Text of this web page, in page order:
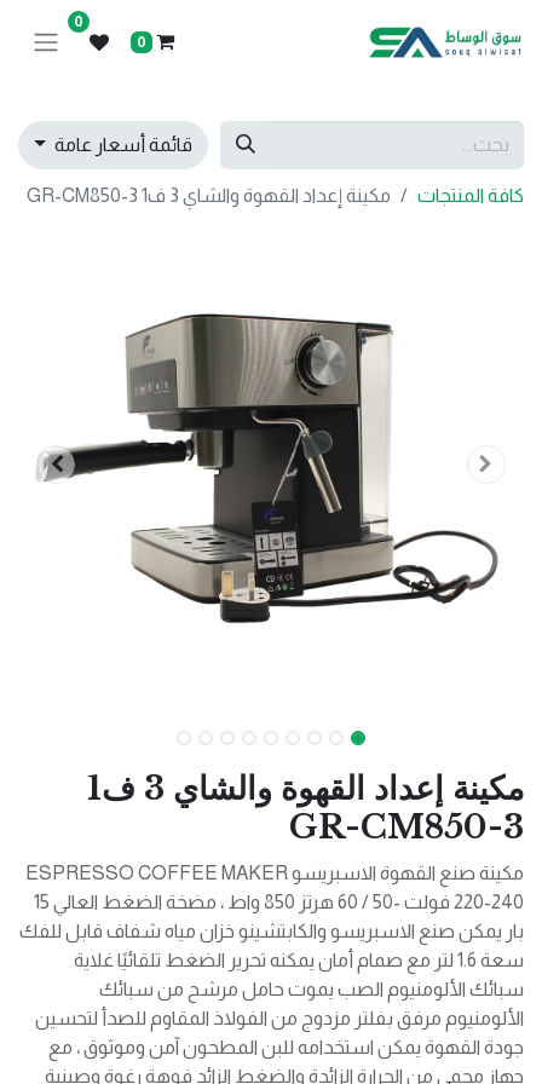
0
0
قائمة أسعار عامة
كافة المنتجات مكينة إعداد القهوة والشاي 3 ف1 GR-CM850-3
مكينة إعداد القهوة والشاي 3 ف1
GR-CM850-3
مكينة صنع القهوة الاسبريسو ESPRESSO COFFEE MAKER
220-240 فولت -50 / 60 هرتز 850 واط ، مضخة الضغط العالي 15
بار يمكن صنع الاسبريسو والكابتشينو خزان مياه شفاف قابل للفك
سعة 1.6 لتر مع صمام أمان يمكنه تحرير الضغط تلقائيًا غلاية
سبائك الألومنيوم الصب يموت حامل مرشح من سبائك
الألومنيوم مرفق بفلتر مزدوج من الفولاذ المقاوم للصدأ لتحسين
جودة القهوة يمكن استخدامه للبن المطحون آمن وموثوق ، مع
جهاز محمي من الحرارة الزائدة والضغط الزائد فوهة رغوة وصينية